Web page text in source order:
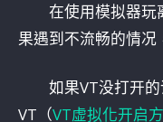
在使用模拟器玩
果遇到不流畅的情况
如果VT没打开
VT（VT虚拟化开启